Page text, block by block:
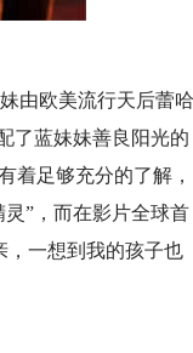
由欧美流行天后蕾哈
了蓝妹妹善良阳光的
着足够充分的了解，
”，而在影片全球首
，一想到我的孩子也